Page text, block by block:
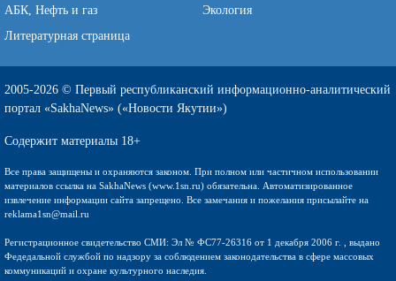
АБК, Нефть и газ
Экология
Литературная страница
2005-2026 © Первый республиканский информационно-аналитический
портал «SakhaNews» («Новости Якутии»)
Содержит материалы 18+
Все права защищены и охраняются законом. При полном или частичном использовании
материалов ссылка на SakhaNews (www.1sn.ru) обязательна. Автоматизированное
извлечение информации сайта запрещено. Все замечания и пожелания присылайте на
reklama1sn@mail.ru
Регистрационное свидетельство СМИ: Эл № ФС77-26316 от 1 декабря 2006 г. , выдано
Федедальной службой по надзору за соблюдением законодательства в сфере массовых
коммуникаций и охране культурного наследия.